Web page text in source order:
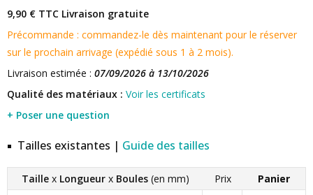
9,90 € TTC Livraison gratuite
Précommande : commandez-le dès maintenant pour le réserver
sur le prochain arrivage (expédié sous 1 à 2 mois).
Livraison estimée : 07/09/2026 à 13/10/2026
Qualité des matériaux : Voir les certificats
+ Poser une question
Tailles existantes | Guide des tailles
Taille x Longueur x Boules (en mm) Prix Panier